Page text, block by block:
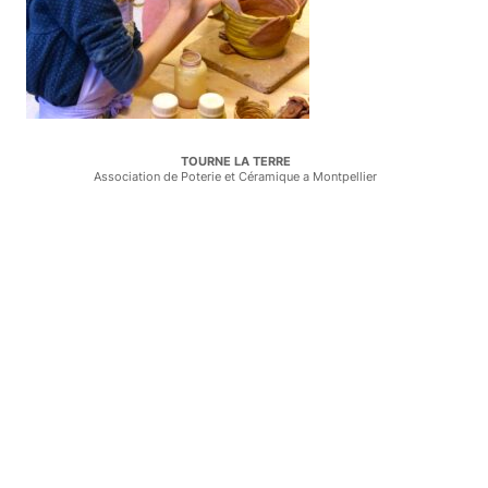
TOURNE LA TERRE
Association de Poterie et Céramique a Montpellier